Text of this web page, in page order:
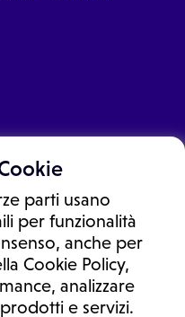
parti usano
per funzionalità
anche per
Cookie Policy,
analizzare
e servizi.
non sono un consulto medico.
un consulto, una
Non si devono considerare
per la formulazione di
trattamento o l'assunzione o